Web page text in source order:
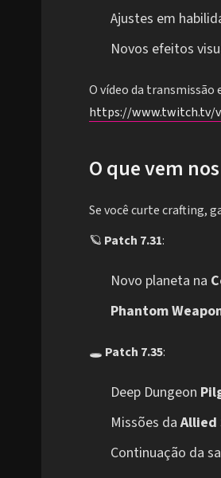
Ajustes em
Novos efeitos
O vídeo da transmissão
https://www.twitch.tv/
O que vem
Se você curte crafting,
🪐 Patch 7.31:
Novo planeta na
Phantom
🕳️ Patch 7.35:
Deep Dungeon
Missões daAllied
Continuação da